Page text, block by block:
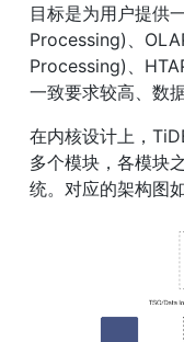
目标是为用户提供
Processing)、
Processing)、
一致要求较高、数
在内核设计上，
多个模块，各模块
统。对应的架构图